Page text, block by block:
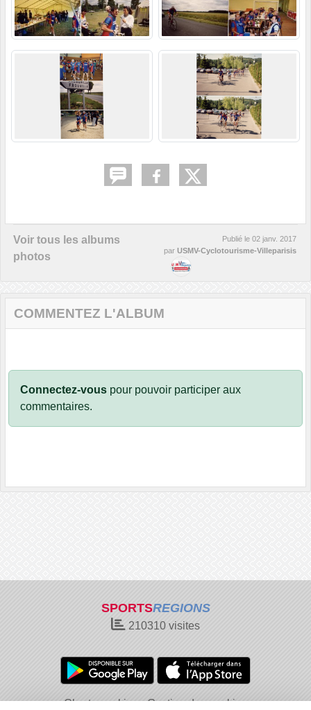
Voir tous les albums
photos
Publié le 02 janv. 2017
par USMV-Cyclotourisme-Villeparisis
COMMENTEZ L'ALBUM
Connectez-vous pour pouvoir participer aux
commentaires.
SPORTSREGIONS
210310 visites
Charte cookies Gestion des cookies